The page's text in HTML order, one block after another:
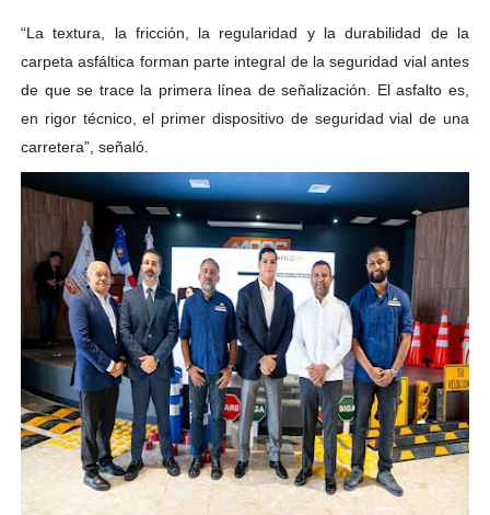
“La textura, la fricción, la regularidad y la durabilidad de la
carpeta asfáltica forman parte integral de la seguridad vial antes
de que se trace la primera línea de señalización. El asfalto es,
en rigor técnico, el primer dispositivo de seguridad vial de una
carretera”, señaló.